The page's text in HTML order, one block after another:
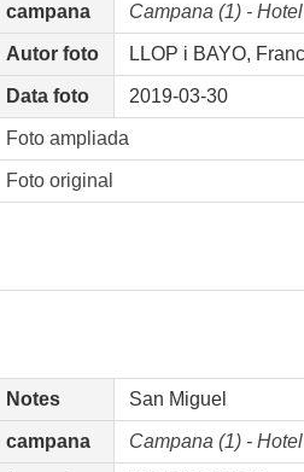
campana Campana (1) -
Autor foto LLOP i BAYO,
Data foto 2019-03-30
Foto ampliada
Foto original
Notes San Miguel
campana Campana (1) -